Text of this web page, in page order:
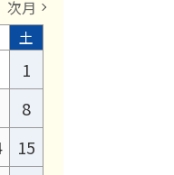
次月
土
1
8
15